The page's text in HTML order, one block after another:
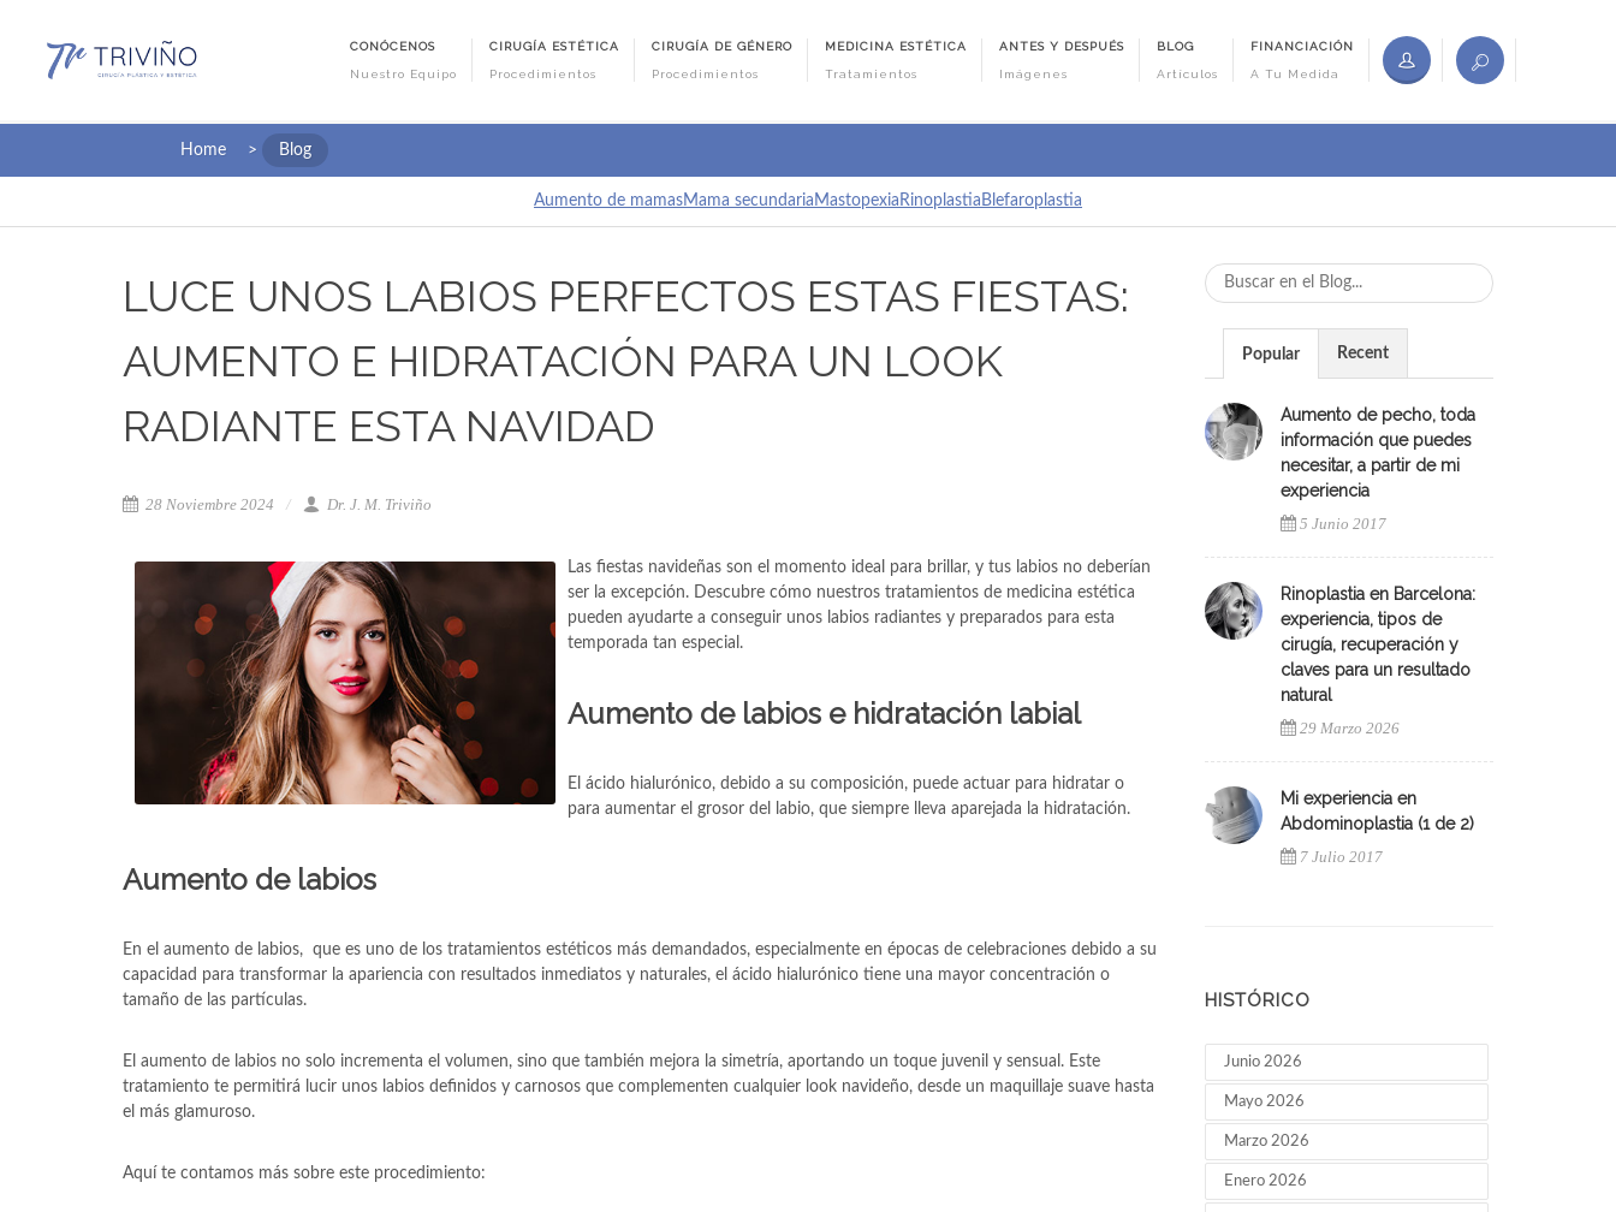
CONÓCENOS
Nuestro Equipo
CIRUGÍA ESTÉTICA
Procedimientos
CIRUGÍA DE GÉNERO
Procedimientos
MEDICINA ESTÉTICA
Tratamientos
ANTES Y DESPUÉS
Imágenes
BLOG
Artículos
FINANCIACIÓN
A Tu Medida
Home > Blog
Aumento de mamasMama secundaria Mastopexia Rinoplastia Blefaroplastia
LUCE UNOS LABIOS PERFECTOS ESTAS FIESTAS:
AUMENTO E HIDRATACIÓN PARA UN LOOK
RADIANTE ESTA NAVIDAD
28 Noviembre 2024 Dr. J. M. Triviño
Las fiestas navideñas son el momento ideal para brillar, y tus labios no deberían
ser la excepción. Descubre cómo nuestros tratamientos de medicina estética
pueden ayudarte a conseguir unos labios radiantes y preparados para esta
temporada tan especial.
Aumento de labios e hidratación labial
El ácido hialurónico, debido a su composición, puede actuar para hidratar o
para aumentar el grosor del labio, que siempre lleva aparejada la hidratación.
Aumento de labios
En el aumento de labios, que es uno de los tratamientos estéticos más demandados, especialmente en épocas de celebraciones debido a su
capacidad para transformar la apariencia con resultados inmediatos y naturales, el ácido hialurónico tiene una mayor concentración o
tamaño de las partículas.
El aumento de labios no solo incrementa el volumen, sino que también mejora la simetría, aportando un toque juvenil y sensual. Este
tratamiento te permitirá lucir unos labios definidos y carnosos que complementen cualquier look navideño, desde un maquillaje suave hasta
el más glamuroso.
Aquí te contamos más sobre este procedimiento:
Popular Recent
Aumento de pecho, toda
información que puedes
necesitar, a partir de mi
experiencia
5 Junio 2017
Rinoplastia en Barcelona:
experiencia, tipos de
cirugía, recuperación y
claves para un resultado
natural
29 Marzo 2026
Mi experiencia en
Abdominoplastia (1 de 2)
7 Julio 2017
HISTÓRICO
Junio 2026
Mayo 2026
Marzo 2026
Enero 2026